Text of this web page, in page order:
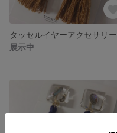
タッセルイヤーアクセサリー
展示中